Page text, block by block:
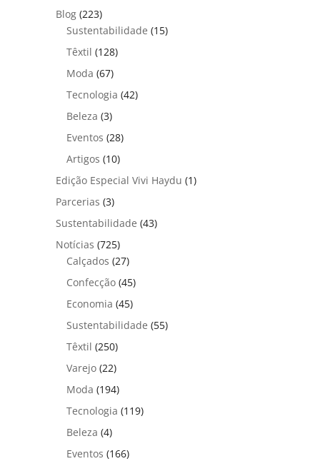
Blog (223)
Sustentabilidade (15)
Têxtil (128)
Moda (67)
Tecnologia (42)
Beleza (3)
Eventos (28)
Artigos (10)
Edição Especial Vivi Haydu (1)
Parcerias (3)
Sustentabilidade (43)
Notícias (725)
Calçados (27)
Confecção (45)
Economia (45)
Sustentabilidade (55)
Têxtil (250)
Varejo (22)
Moda (194)
Tecnologia (119)
Beleza (4)
Eventos (166)